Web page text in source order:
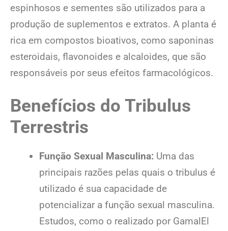
espinhosos e sementes são utilizados para a
produção de suplementos e extratos. A planta é
rica em compostos bioativos, como saponinas
esteroidais, flavonoides e alcaloides, que são
responsáveis por seus efeitos farmacológicos.
Benefícios do Tribulus
Terrestris
Função Sexual Masculina: Uma das
principais razões pelas quais o tribulus é
utilizado é sua capacidade de
potencializar a função sexual masculina.
Estudos, como o realizado por GamalEl